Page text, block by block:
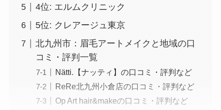
4位: エルムクリニック
5位: クレアージュ東京
北九州市：眉毛アートメイクと地域の口
コミ・評判一覧
Nätti.【ナッティ】の口コミ・評判など
ReRe北九州小倉店の口コミ・評判など
Op Art hair&makeの口コミ・評判など